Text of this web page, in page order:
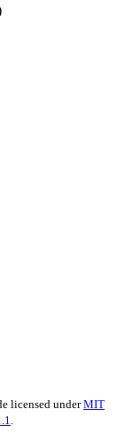
licensed underMIT
.